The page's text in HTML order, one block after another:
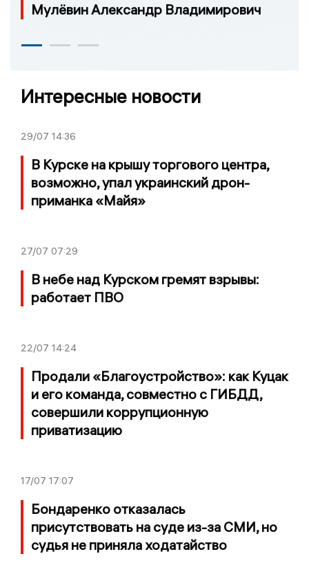
Мулёвин Александр Владимирович
Интересные новости
29/07 14:36
В Курске на крышу торгового центра,
возможно, упал украинский дрон-
приманка «Майя»
27/07 07:29
В небе над Курском гремят взрывы:
работает ПВО
22/07 14:24
Продали «Благоустройство»: как Куцак
и его команда, совместно с ГИБДД,
совершили коррупционную
приватизацию
17/07 17:07
Бондаренко отказалась
присутствовать на суде из-за СМИ, но
судья не приняла ходатайство